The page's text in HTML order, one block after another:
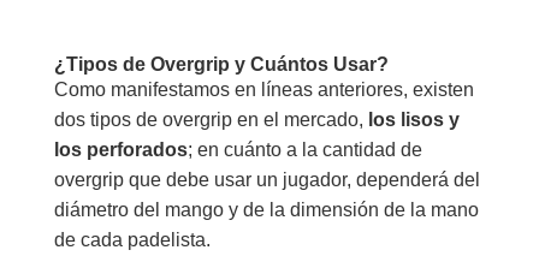
¿Tipos de Overgrip y Cuántos Usar?
Como manifestamos en líneas anteriores, existen
dos tipos de overgrip en el mercado, los lisos y
los perforados; en cuánto a la cantidad de
overgrip que debe usar un jugador, dependerá del
diámetro del mango y de la dimensión de la mano
de cada padelista.